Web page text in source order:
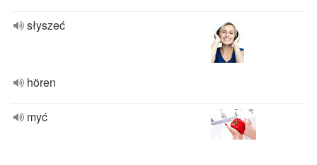
słyszeć
hören
myć